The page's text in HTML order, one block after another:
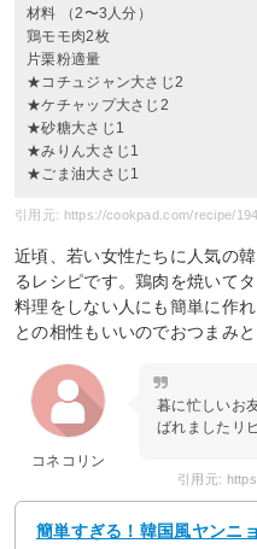
材料 （2〜3人分）
鶏モモ肉2枚
片栗粉適量
★コチュジャン大さじ2
★ケチャップ大さじ2
★砂糖大さじ1
★みりん大さじ1
★ごま油大さじ1
引用元: https://cookpad.com/recipe/
近頃、若い女性たちに人気の
るレシピです。鶏肉を焼いて
料理をしない人にも簡単に作
との相性もいいのでおつまみ
コネコリン
暮に忙しいお
ばれましたリ
引用元:
簡単すぎる！韓国風ヤンニ